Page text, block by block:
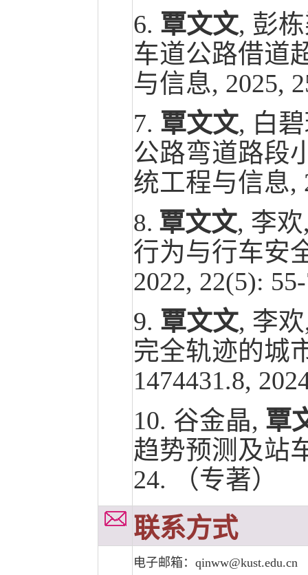
6. 覃文文, 彭
车道公路借道
与信息, 2025,
7. 覃文文, 白
公路弯道路段
统工程与信息,
8. 覃文文, 李
行为与行车安
2022, 22(5):
9. 覃文文, 李
完全轨迹的城
1474431.8,
10. 谷金晶, 覃
趋势预测及站
24. （专著）
联系方式
电子邮箱：qinww@kust.edu.cn